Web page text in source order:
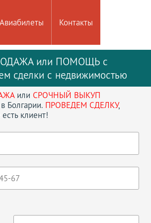
Авиабилеты Контакты
на сайт Регистрация
кв.м
или ПОМОЩЬ с
сделки с недвижимостью
или СРОЧНЫЙ ВЫКУП
Болгарии. ПРОВЕДЕМ СДЕЛКУ,
клиент!